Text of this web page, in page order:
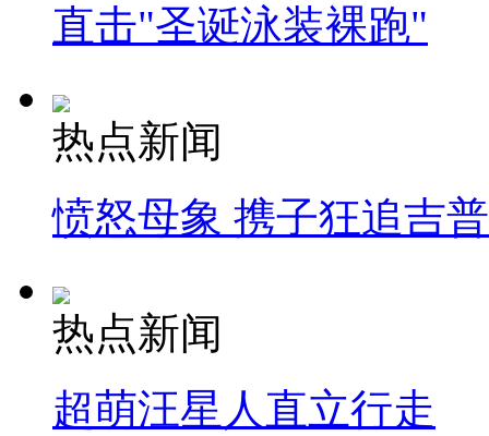
直击"圣诞泳装裸跑"
热点新闻
愤怒母象 携子狂追吉
热点新闻
超萌汪星人直立行走